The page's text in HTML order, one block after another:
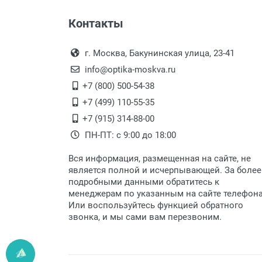
Ширина линзы:
Высота линзы:
Ширина мостика:
Тип оправы:
Материал линзы:
Материал дужки:
Цвет оправы:
Цвет дужки:
Отделка:
Перечисление средств на
Перевод денег на карту Сбербанка.
Выдаем товар в рабочие
После того, как заказ
Для получения товара при
Заказ необходимо
дополнительных расходов за
Доставка по Москве
Доставляем товар по
Доставка транспортными
Данный способ доставки
Мы сотрудничаем с
быстро подберем для Вас
Контакты
г. Москва, Бакунинская улица, 23-41
info@optika-moskva.ru
+7 (800) 500-54-38
+7 (499) 110-55-35
+7 (915) 314-88-00
ПН-ПТ: с 9:00 до 18:00
Вся информация, размещенная на сайте, не
является полной и исчерпывающей. За более
подробными данными обратитесь к
менеджерам по указанным на сайте
Или воспользуйтесь функцией обратного
звонка, и мы сами вам перезвоним.